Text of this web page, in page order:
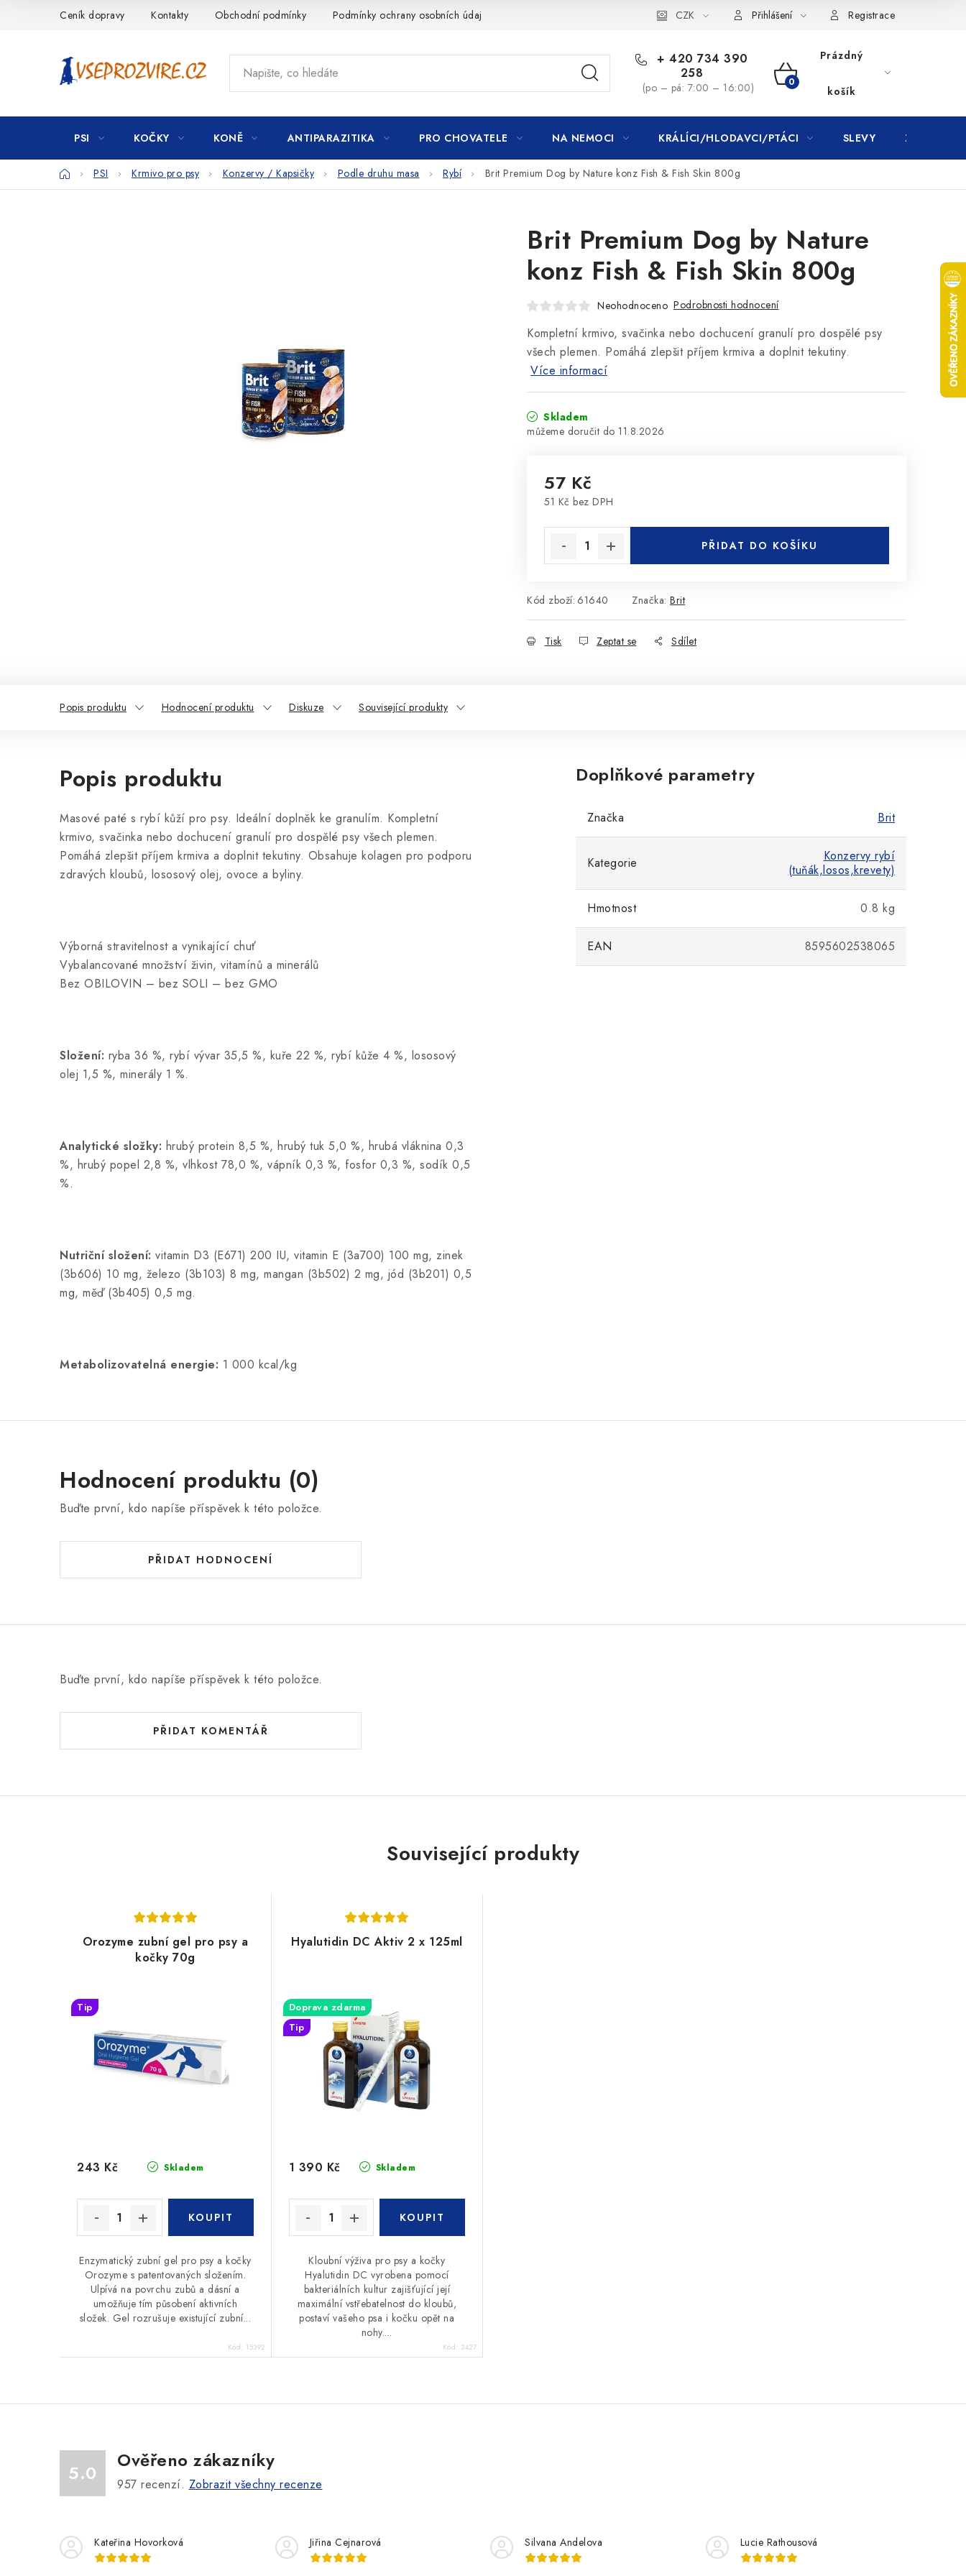
Ceník dopravy Kontakty Obchodní podmínky Podmínky ochrany osobních údajů CZK Přihlášení Registrace
+ 420 734 390
258
(po – pá: 7:00 – 16:00)
NÁKUPNÍ
KOŠÍK
Prázdný
košík
PSI KOČKY KONĚ ANTIPARAZITIKA PRO CHOVATELE NA NEMOCI KRÁLÍCI/HLODAVCI/PTÁCI SLEVY ZNAČKY
DomůPSI Krmivo pro psy Konzervy / Kapsičky Podle druhu masa Rybí Brit Premium Dog by Nature konz Fish & Fish Skin 800g
Brit Premium Dog by Nature
konz Fish & Fish Skin 800g
Neohodnoceno Podrobnosti hodnocení
Kompletní krmivo, svačinka nebo dochucení granulí pro dospělé psy
všech plemen. Pomáhá zlepšit příjem krmiva a doplnit tekutiny.
Více informací
Skladem
11.8.2026
57 Kč
51 Kč bez DPH
PŘIDAT DO KOŠÍKU
Kód zboží: 61640 Značka: Brit
Tisk Zeptat se Sdílet
Popis produktu Hodnocení produktu Diskuze Související produkty
Popis produktu
Masové paté s rybí kůží pro psy. Ideální doplněk ke granulím. Kompletní
krmivo, svačinka nebo dochucení granulí pro dospělé psy všech plemen.
Pomáhá zlepšit příjem krmiva a doplnit tekutiny. Obsahuje kolagen pro podporu
zdravých kloubů, lososový olej, ovoce a byliny.
Výborná stravitelnost a vynikající chuť
Vybalancované množství živin, vitamínů a minerálů
Bez OBILOVIN – bez SOLI – bez GMO
Složení: ryba 36 %, rybí vývar 35,5 %, kuře 22 %, rybí kůže 4 %, lososový
olej 1,5 %, minerály 1 %.
Analytické složky: hrubý protein 8,5 %, hrubý tuk 5,0 %, hrubá vláknina 0,3
%, hrubý popel 2,8 %, vlhkost 78,0 %, vápník 0,3 %, fosfor 0,3 %, sodík 0,5
%.
Nutriční složení: vitamin D3 (E671) 200 IU, vitamin E (3a700) 100 mg, zinek
(3b606) 10 mg, železo (3b103) 8 mg, mangan (3b502) 2 mg, jód (3b201) 0,5
mg, měď (3b405) 0,5 mg.
Metabolizovatelná energie: 1 000 kcal/kg
Doplňkové parametry
Značka Brit
Kategorie
Konzervy rybí
(tuňák,losos,krevety)
Hmotnost 0.8 kg
EAN 8595602538065
Hodnocení produktu (0)
Buďte první, kdo napíše příspěvek k této položce.
PŘIDAT HODNOCENÍ
Buďte první, kdo napíše příspěvek k této položce.
PŘIDAT KOMENTÁŘ
Související produkty
Orozyme zubní gel pro psy a
kočky 70g
Tip
Skladem
243 Kč
Enzymatický zubní gel pro psy a kočky
Orozyme s patentovaných složením.
Ulpívá na povrchu zubů a dásní a
umožňuje tím působení aktivních
složek. Gel rozrušuje existující zubní...
Kód: 15392
Hyalutidin DC Aktiv 2 x 125ml
Doprava zdarma
Tip
Skladem
1 390 Kč
Kloubní výživa pro psy a kočky
Hyalutidin DC vyrobena pomocí
bakteriálních kultur zajišťující její
maximální vstřebatelnost do kloubů,
postaví vašeho psa i kočku opět na
nohy....
Kód: 2427
5.0
Ověřeno zákazníky
957 recenzí. Zobrazit všechny recenze
Kateřina Hovorková Jiřina Cejnarová Silvana Andelova Lucie Rathousová